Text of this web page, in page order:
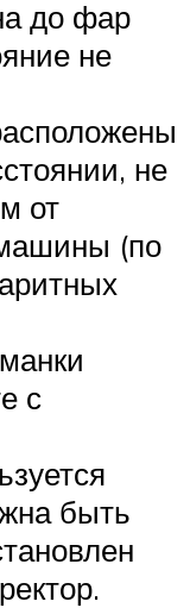
до фар
не
не
от
(по
с
быть